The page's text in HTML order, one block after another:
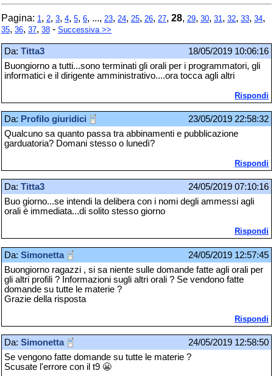
Pagina: 1, 2, 3, 4, 5, 6, ..., 23, 24, 25, 26, 27, 28, 29, 30, 31, 32, 33, 34,
35, 36, 37, 38 - Successiva >>
Da: Titta3
18/05/2019 10:06:16
Buongiorno a tutti...sono terminati gli orali per i programmatori, gli
informatici e il dirigente amministrativo....ora tocca agli altri
Rispondi
Da: Profilo giuridici
23/05/2019 22:58:32
Qualcuno sa quanto passa tra abbinamenti e pubblicazione
garduatoria? Domani stesso o lunedì?
Rispondi
Da: Titta3
24/05/2019 07:10:16
Buo giorno...se intendi la delibera con i nomi degli ammessi agli
orali è immediata...di solito stesso giorno
Rispondi
Da: Simonetta
24/05/2019 12:57:45
Buongiorno ragazzi , si sa niente sulle domande fatte agli orali per
gli altri profili ? Informazioni sugli altri orali ? Se vendono fatte
domande su tutte le materie ?
Grazie della risposta
Rispondi
Da: Simonetta
24/05/2019 12:58:50
Se vengono fatte domande su tutte le materie ?
Scusate l'errore con il t9 😬